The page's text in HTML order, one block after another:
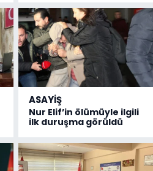
ASAYİŞ
Nur Elif’in ölümüyle ilgili
ilk duruşma görüldü